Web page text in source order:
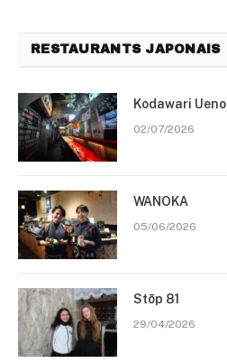
RESTAURANTS JAPONAIS
Kodawari Ueno
02/07/2026
WANOKA
05/06/2026
Stōp 81
29/04/2026